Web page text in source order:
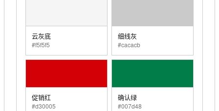
云灰底
#f5f5f5
细线灰
#cacacb
促销红
#d30005
确认绿
#007d48